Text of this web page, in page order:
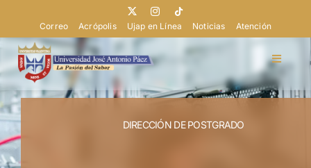
contenido
Correo Acrópolis Ujap en Línea Noticias Atención
Toggle
Doctorados
Maestrías
DIRECCIÓN DE POSTGRADO